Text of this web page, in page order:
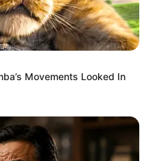
Movements Looked In